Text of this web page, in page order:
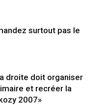
surtout pas le
droite doit organiser
et recréer la
2007»